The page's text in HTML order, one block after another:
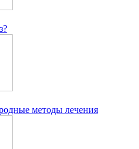
методы лечения